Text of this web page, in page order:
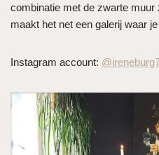
combinatie met de zwarte
maakt het net een galerij waar
Instagram account: